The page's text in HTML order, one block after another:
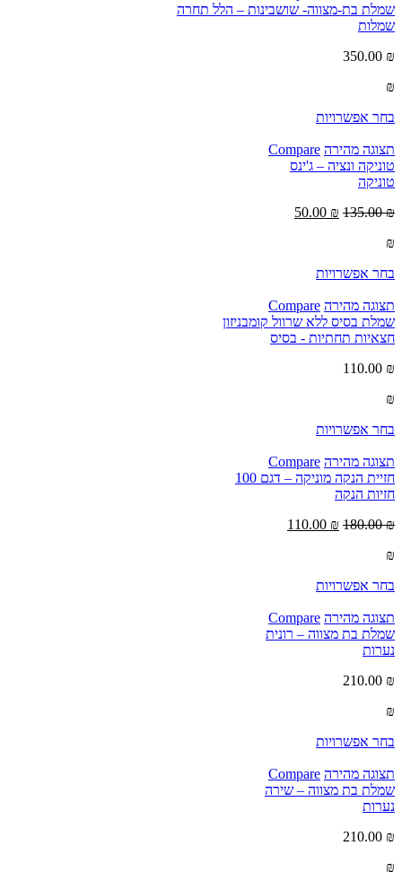
שמלת בת-מצווה- שושבינות – הלל תחרה
שמלות
350.00 ₪
₪
בחר אפשרויות
תצוגה מהירה Compare
טוניקה ונציה – ג'ינס
טוניקה
135.00₪
50.00 ₪
₪
בחר אפשרויות
תצוגה מהירה Compare
שמלת בסיס ללא שרוול קומבניזון
חצאיות תחתיות - בסיס
110.00 ₪
₪
בחר אפשרויות
תצוגה מהירה Compare
חזיית הנקה מוניקה – דגם 100
חזיות הנקה
180.00₪
110.00 ₪
₪
בחר אפשרויות
תצוגה מהירה Compare
שמלת בת מצווה – רונית
נערות
210.00 ₪
₪
בחר אפשרויות
תצוגה מהירה Compare
שמלת בת מצווה – שירה
נערות
210.00 ₪
₪